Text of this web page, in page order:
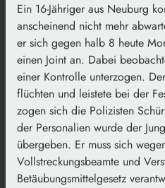
Ein 16-Jähriger aus Neuburg
anscheinend nicht mehr
er sich gegen halb 8 heute
einen Joint an. Dabei
einer Kontrolle unterzogen.
flüchten und leistete bei der
zogen sich die Polizisten
der Personalien wurde der
übergeben. Er muss sich
Vollstreckungsbeamte und
Betäubungsmittelgesetz